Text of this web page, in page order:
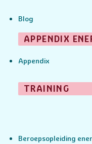
Blog
APPENDIX
Appendix
TRAINING
Beroepsopleiding